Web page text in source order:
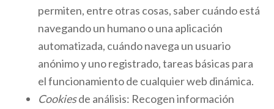
permiten, entre otras cosas, saber cuándo está
navegando un humano o una aplicación
automatizada, cuándo navega un usuario
anónimo y uno registrado, tareas básicas para
el funcionamiento de cualquier web dinámica.
Cookiesde análisis: Recogen información